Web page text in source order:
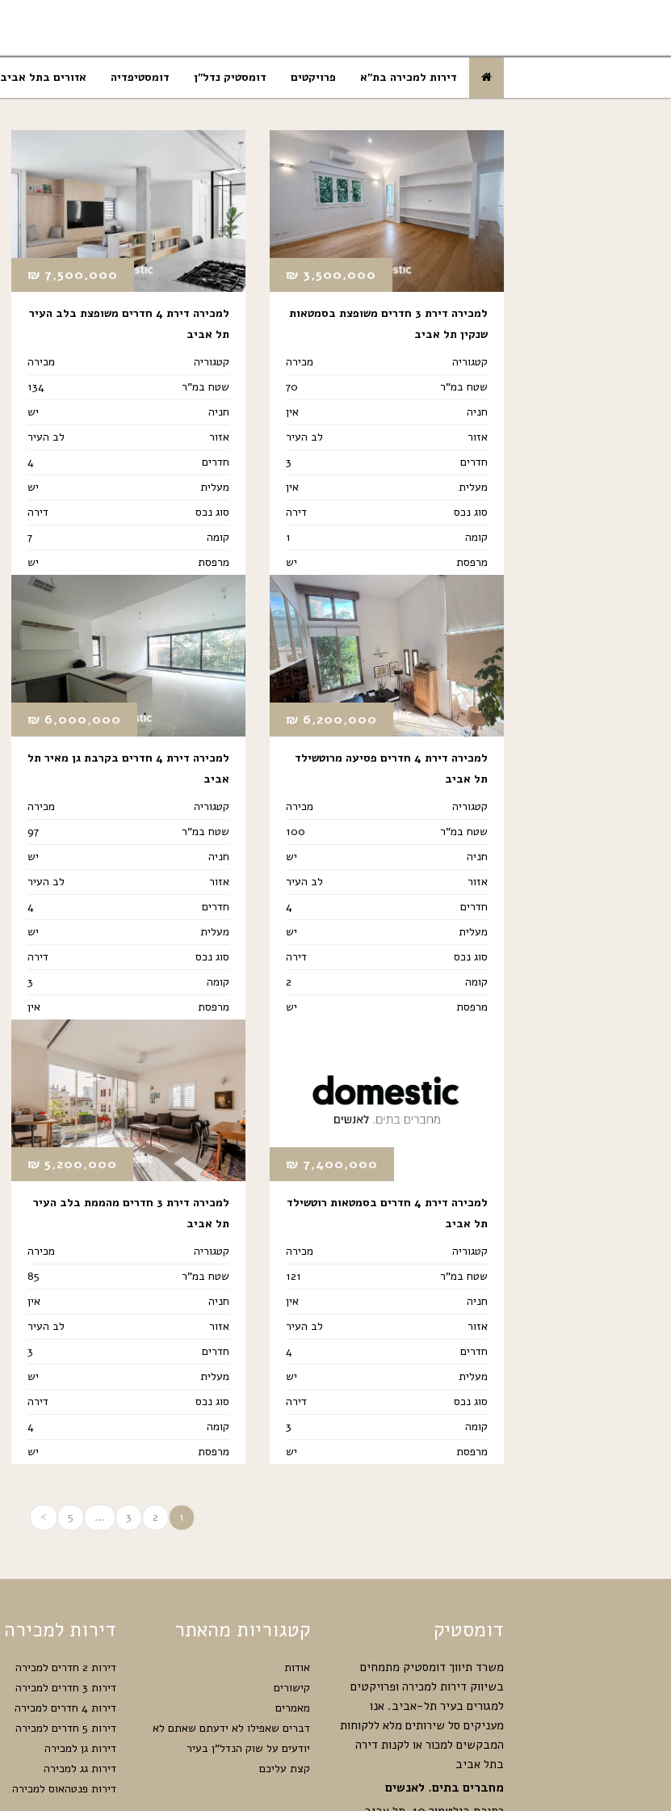
דירות למכירה בת”א פרויקטים דומסטיק נדל”ן דומסטיפדיה אזורים בתל אביב
7,500,000
₪
למכירה דירת 4 חדרים משופצת בלב העיר
תל אביב
קטגוריה
מכירה
שטח במ"ר
134
חניה
יש
אזור
לב העיר
חדרים
4
מעלית
יש
סוג נכס
דירה
קומה
7
מרפסת
יש
3,500,000
₪
למכירה דירת 3 חדרים משופצת בסמטאות
שנקין תל אביב
קטגוריה
מכירה
שטח במ"ר
70
חניה
אין
אזור
לב העיר
חדרים
3
מעלית
אין
סוג נכס
דירה
קומה
1
מרפסת
יש
6,000,000
₪
למכירה דירת 4 חדרים בקרבת גן מאיר תל
אביב
קטגוריה
מכירה
שטח במ"ר
97
חניה
יש
אזור
לב העיר
חדרים
4
מעלית
יש
סוג נכס
דירה
קומה
3
מרפסת
אין
6,200,000
₪
למכירה דירת 4 חדרים פסיעה מרוטשילד
תל אביב
קטגוריה
מכירה
שטח במ"ר
100
חניה
יש
אזור
לב העיר
חדרים
4
מעלית
יש
סוג נכס
דירה
קומה
2
מרפסת
יש
5,200,000
₪
למכירה דירת 3 חדרים מהממת בלב העיר
תל אביב
קטגוריה
מכירה
שטח במ"ר
85
חניה
אין
אזור
לב העיר
חדרים
3
מעלית
יש
סוג נכס
דירה
קומה
4
מרפסת
יש
7,400,000
₪
למכירה דירת 4 חדרים בסמטאות רוטשילד
תל אביב
קטגוריה
מכירה
שטח במ"ר
121
חניה
אין
אזור
לב העיר
חדרים
4
מעלית
יש
סוג נכס
דירה
קומה
3
מרפסת
יש
1
2
3
…
5
דומסטיק
משרד תיווך דומסטיק מתמחים
בשיווק דירות למכירה ופרויקטים
למגורים בעיר תל-אביב. אנו
מעניקים סל שירותים מלא ללקוחות
המבקשים למכור או לקנות דירה
בתל אביב
מחברים בתים. לאנשים
קטגוריות מהאתר
אודות
קישורים
מאמרים
דברים שאפילו לא ידעתם שאתם לא
יודעים על שוק הנדל”ן בעיר
קצת עליכם
דירות למכירה
דירות 2 חדרים למכירה
דירות 3 חדרים למכירה
דירות 4 חדרים למכירה
דירות 5 חדרים למכירה
דירות גן למכירה
דירות גג למכירה
דירות פנטהאוס למכירה